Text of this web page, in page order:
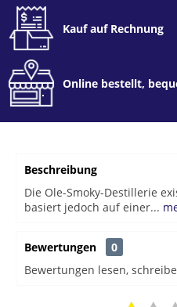
Kauf auf Rechnung
Online bestellt,
Beschreibung
Die Ole-Smoky-Destillerie
basiert jedoch auf einer...
Bewertungen
0
Bewertungen lesen,